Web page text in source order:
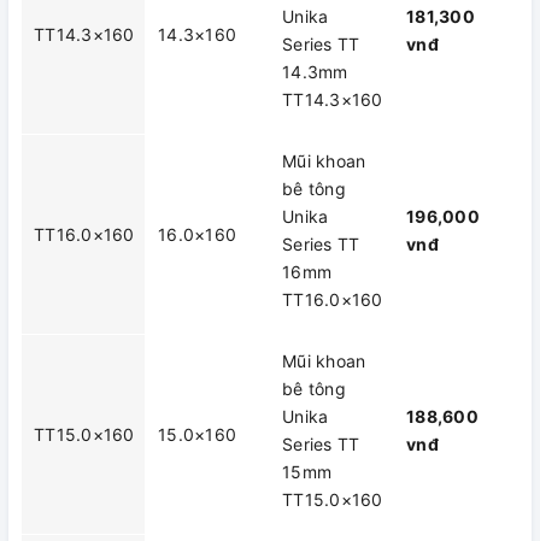
TT14.3×160 14.3×160
Unika
Series TT
14.3mm
TT14.3×160
181,300
vnđ
TT16.0×160 16.0×160
Mũi khoan
bê tông
Unika
Series TT
16mm
TT16.0×160
196,000
vnđ
TT15.0×160 15.0×160
Mũi khoan
bê tông
Unika
Series TT
15mm
TT15.0×160
188,600
vnđ